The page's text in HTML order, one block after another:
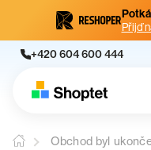
Přijď
+420 604 600 444
Obchod byl